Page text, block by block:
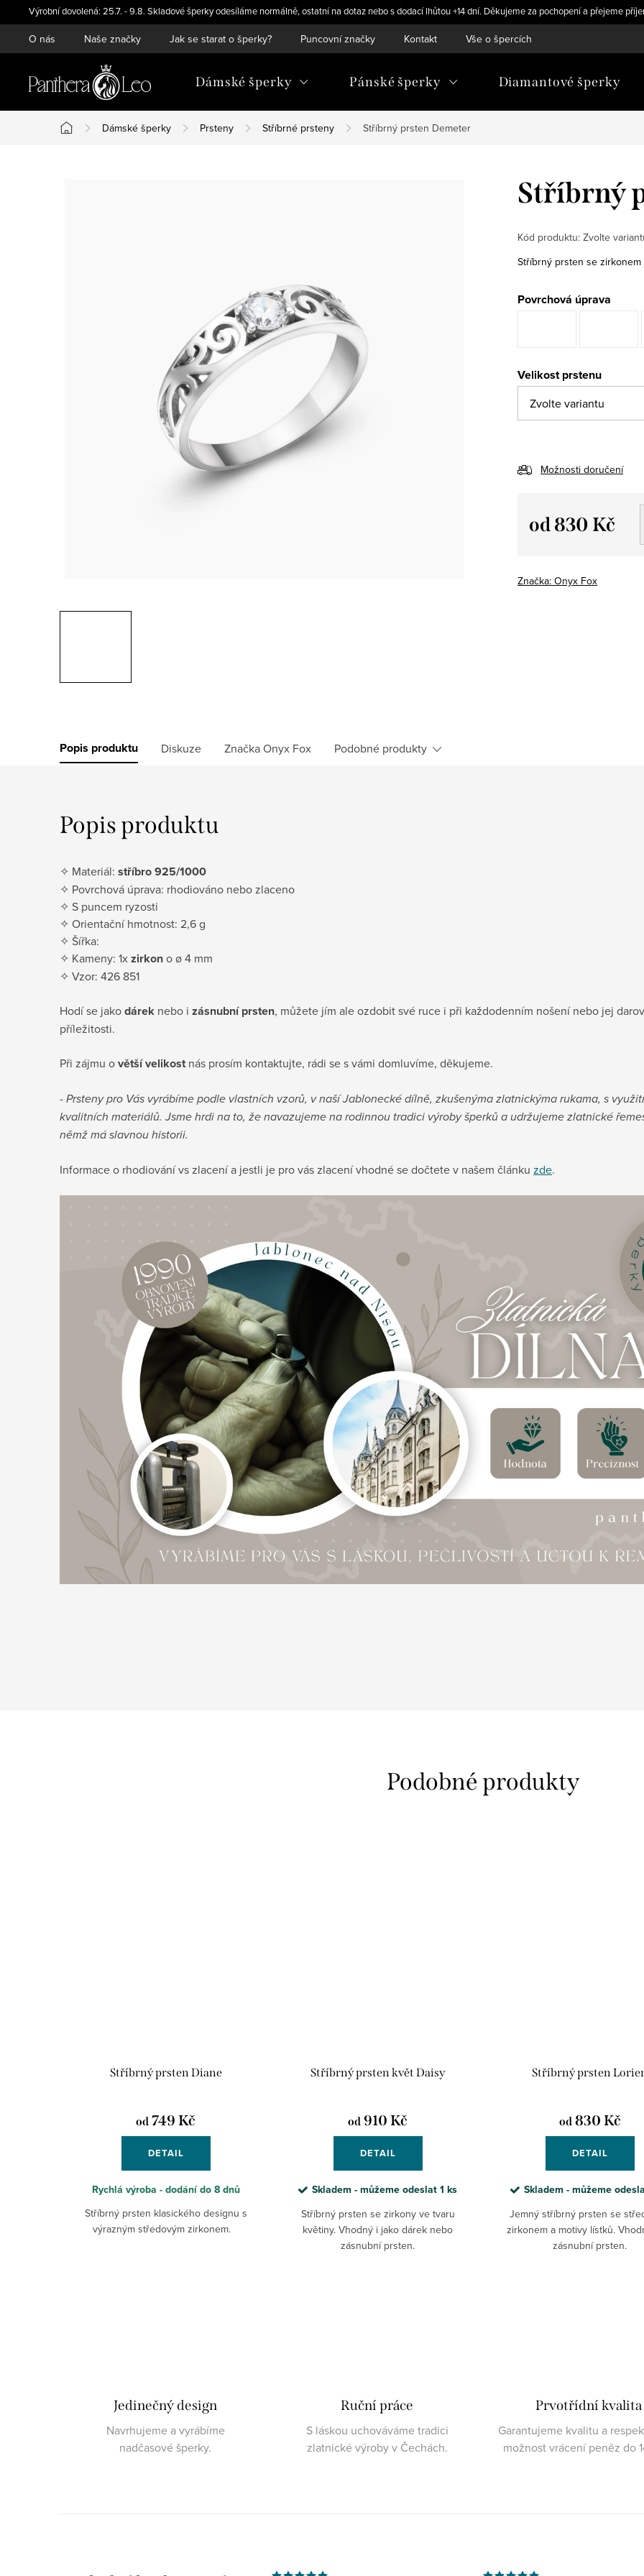
na
obsah
Výrobní dovolená: 25.7. - 9.8. Skladové šperky odesíláme normálně, ostatní na dotaz nebo s dodací lhůtou +14 dní. Děkujeme za pochopení a přejeme
O nás Naše značky Jak se starat o šperky? Puncovní značky Kontakt Vše o špercích
Dámské šperky Pánské šperky Diamantové šperky
Domů
Dámské šperky Prsteny Stříbrné prsteny Stříbrný prsten Demeter
Stříbrný
Kód produktu: Zvolte
Stříbrný prsten se
Povrchová úprava
Velikost prstenu
Možnosti doručení
od830 Kč
Značka: Onyx Fox
Popis produktu Diskuze ZnačkaOnyx Fox Podobné produkty
Popis produktu
✧ Materiál: stříbro 925/1000
✧ Povrchová úprava: rhodiováno nebo zlaceno
✧ S puncem ryzosti
✧ Orientační hmotnost: 2,6 g
✧ Šířka:
✧ Kameny: 1xzirkono ø 4 mm
✧ Vzor: 426 851
Hodí se jakodárek nebo i zásnubní prsten, můžete jím ale ozdobit své ruce i při každodenním nošení nebo jej
příležitosti.
Při zájmu ovětší velikostnás prosím kontaktujte, rádi se s vámi domluvíme, děkujeme.
-Prsteny pro Vás vyrábíme podle vlastních vzorů, v naší Jablonecké dílně, zkušenýma zlatnickýma rukama, s
kvalitních materiálů. Jsme hrdi na to, že navazujeme na rodinnou tradici výroby šperků a udržujeme zlatnické
němž má slavnou historii.
Informace o rhodiování vs zlacení a jestli je pro vás zlacení vhodné se dočtete v našem článku zde.
Stříbrný prsten Diane
od 749 Kč
DETAIL
Rychlá výroba - dodání do 8 dnů
Stříbrný prsten klasického designu s
výrazným středovým zirkonem.
Stříbrný prsten květ Daisy
od 910 Kč
DETAIL
Skladem - můžeme odeslat 1 ks
Stříbrný prsten se zirkony ve tvaru
květiny. Vhodný i jako dárek nebo
zásnubní prsten.
Stříbrný prsten
od 830 Kč
DETAIL
Skladem - můžeme
Jemný stříbrný prsten se
zirkonem a motivy lístků.
zásnubní prsten.
Jedinečný design
Navrhujeme a vyrábíme
nadčasové šperky.
Ruční práce
S láskou uchováváme tradici
zlatnické výroby v Čechách.
Prvotřídní kvalita
Garantujeme kvalitu a
možnost vrácení peněz do